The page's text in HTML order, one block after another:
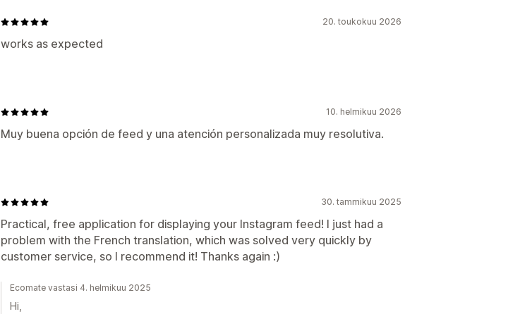
20. toukokuu 2026
works as expected
10. helmikuu 2026
Muy buena opción de feed y una atención personalizada muy resolutiva.
30. tammikuu 2025
Practical, free application for displaying your Instagram feed! I just had a
problem with the French translation, which was solved very quickly by
customer service, so I recommend it! Thanks again :)
Ecomate vastasi 4. helmikuu 2025
Hi,